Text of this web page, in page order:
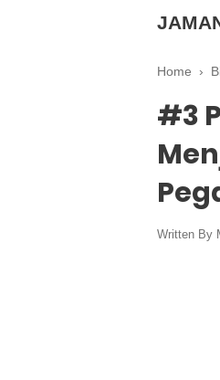
Home ›
#3
Written By